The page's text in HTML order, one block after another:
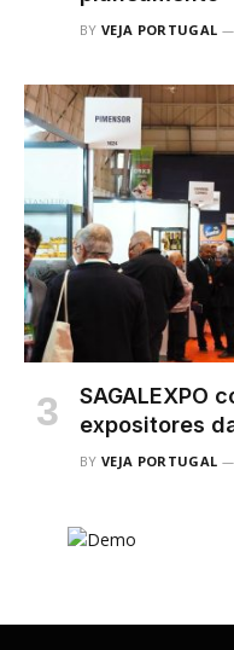
BY VEJA PORTUGAL
SAGALEXPO
expositores
BY VEJA PORTUGAL